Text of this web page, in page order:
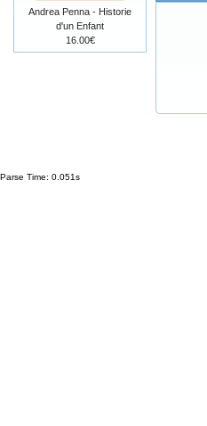
Andrea Penna - Historie
d'un Enfant
16.00€
Parse Time: 0.051s